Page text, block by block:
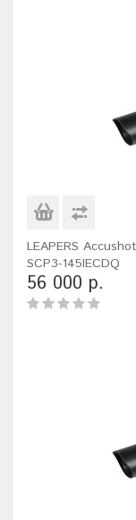
LEAPERS
SCP3-145IECDQ
56 000 р.